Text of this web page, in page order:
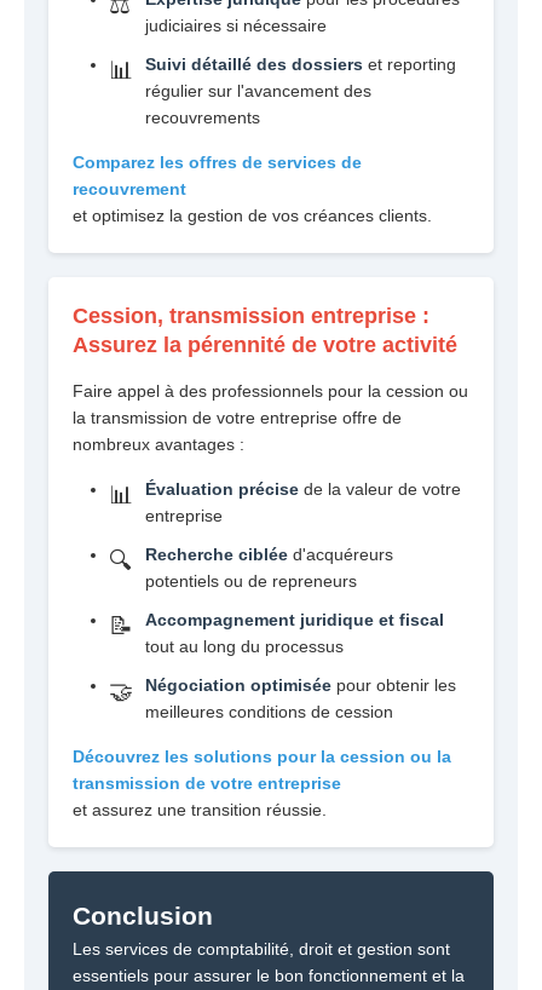
judiciaires si nécessaire
📊 Suivi détaillé des dossiers et reporting
régulier sur l'avancement des
recouvrements
Comparez les offres de services de
recouvrement
et optimisez la gestion de vos créances clients.
Cession, transmission entreprise :
Assurez la pérennité de votre activité
Faire appel à des professionnels pour la cession ou
la transmission de votre entreprise offre de
nombreux avantages :
📊 Évaluation précise de la valeur de votre
entreprise
🔍 Recherche ciblée d'acquéreurs
potentiels ou de repreneurs
📝
Accompagnement juridique et fiscal
tout au long du processus
🤝 Négociation optimisée pour obtenir les
meilleures conditions de cession
Découvrez les solutions pour la cession ou la
transmission de votre entreprise
et assurez une transition réussie.
Conclusion
Les services de comptabilité, droit et gestion sont
essentiels pour assurer le bon fonctionnement et la